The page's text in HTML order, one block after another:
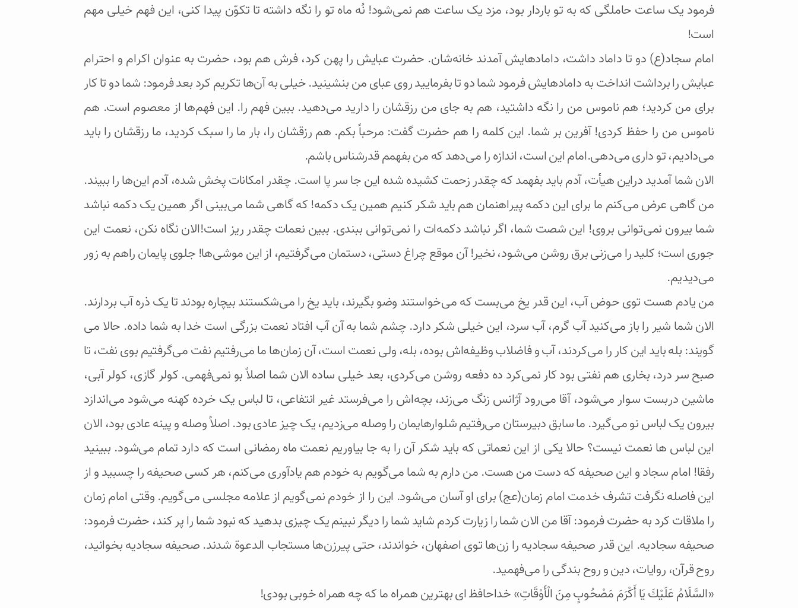
فرمود یک ساعت حاملگی که به تو باردار بود، مزد یک ساعت هم نمی‌شود! نُه ماه تو را نگه داشته تا تکوّن پیدا کنی‌، این فهم خیلی مهم
است!
امام سجاد(ع) دو تا داماد داشت،‌ دامادهایش آمدند خانه‌شان. حضرت عبایش را پهن کرد، فرش هم بود، حضرت به عنوان اکرام و احترام
عبایش را برداشت انداخت به دامادهایش فرمود شما دو تا بفرمایید روی عبای من بنشینید. خیلی به آن‌ها تکریم کرد بعد فرمود: شما دو تا کار
برای من کردید؛ هم ناموس من را نگه داشتید، هم به جای من رزقشان را دارید می‌دهید. ببین فهم را. این فهم‌ها از معصوم است. هم
ناموس من را حفظ کردی! آفرین بر شما. این کلمه را هم حضرت گفت: مرحباً بکم. هم رزقشان را، بار ما را سبک کردید، ما رزقشان را باید
می‌دادیم، تو داری می‌دهی.امام این است، اندازه را می‌دهد که من بفهمم قدرشناس باشم.
الان شما آمدید دراین هیأت، آدم باید بفهمد که چقدر زحمت کشیده شده این جا سر پا است. چقدر امکانات پخش شده، آدم این‌ها را ببیند.
من گاهی عرض می‌کنم ما برای این دکمه پیراهنمان هم باید شکر کنیم همین یک دکمه! که گاهی شما می‌بینی اگر همین یک دکمه نباشد
شما بیرون نمی‌توانی بروی! این شصت شما، اگر نباشد دکمه‌ات را نمی‌توانی ببندی. ببین نعمات چقدر ریز است!الان نگاه نکن، نعمت این
جوری است؛ کلید را می‌زنی برق روشن می‌شود، نخیر! آن موقع چراغ دستی‌، دستمان می‌گرفتیم، از این موشی‌ها! جلوی پایمان راهم به زور
می‌دیدیم.
من یادم هست توی حوض آب، این قدر یخ می‌بست که می‌خواستند وضو بگیرند، باید یخ را می‌شکستند بیچاره بودند تا یک ذره آب بردارند.
الان شما شیر را باز می‌کنید آب گرم، آب سرد، این خیلی شکر دارد. چشم شما به آن آب افتاد نعمت بزرگی است خدا به شما داده. حالا می
گویند: بله باید این کار را می‌کردند، آب و فاضلاب وظیفه‌اش بوده، بله، ولی نعمت است، آن زمان‌ها ما می‌رفتیم نفت می‌گرفتیم بوی نفت، تا
صبح سر درد، بخاری هم نفتی بود کار نمی‌کرد ده دفعه روشن می‌کردی، بعد خیلی ساده الان شما اصلاً بو نمی‌فهمی. کولر گازی، کولر آبی،
ماشین دربست سوار می‌شود، آقا می‌رود آژانس زنگ می‌زند، بچه‌اش را می‌فرستد غیر انتفاعی، تا لباس یک خرده کهنه می‌شود می‌اندازد
بیرون یک لباس نو می‌گیرد. ما سابق دبیرستان می‌رفتیم شلوارهایمان را وصله می‌زدیم، یک چیز عادی بود. اصلاً وصله و پینه عادی بود،‌ الان
این لباس ها نعمت نیست؟ حالا یکی از این نعماتی که باید شکر آن را به جا بیاوریم نعمت ماه رمضانی است که دارد تمام می‌شود. ببینید
رفقا! امام سجاد و این صحیفه که دست من هست. من دارم به شما می‌گویم به خودم هم یادآوری می‌کنم، هر کسی صحیفه را چسبید و از
این فاصله نگرفت تشرف خدمت امام زمان(عج) برای او آسان می‌شود. این را از خودم نمی‌گویم از علامه مجلسی می‌گویم. وقتی امام زمان
را ملاقات کرد به حضرت فرمود: آقا من الان شما را زیارت کردم شاید شما را دیگر نبینم یک چیزی بدهید که نبود شما را پر کند، حضرت فرمود:
صحیفه سجادیه. این قدر صحیفه سجادیه را زن‌ها توی اصفهان، خواندند، حتی پیرزن‌ها مستجاب الدعوة شدند. صحیفه سجادیه بخوانید،
روح قرآن، روایات، دین و روح بندگی را می‌فهمید.
«السَّلَامُ عَلَيْكَ يَا أَكْرَمَ مَصْحُوبٍ مِنَ الْأَوْقَاتِ» خداحافظ ای بهترین همراه ما که چه همراه خوبی بودی!